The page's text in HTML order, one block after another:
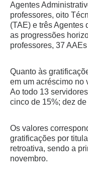
Agentes
professores, oito
(TAE) e três Agentes
as progressões
professores, 37
Quanto às
em um acréscimo no
Ao todo 13
cinco de 15%; dez
Os valores
gratificações por
retroativa, sendo a
novembro.